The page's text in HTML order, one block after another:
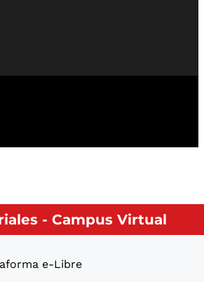
- Campus Virtual
e-Libre